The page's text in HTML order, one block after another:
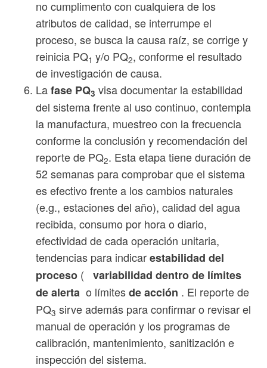
no cumplimento con cualquiera de los
atributos de calidad, se interrumpe el
proceso, se busca la causa raíz, se corrige y
reinicia PQ1 y/o PQ2, conforme el resultado
de investigación de causa.
Lafase PQ3 visa documentar la estabilidad
del sistema frente al uso continuo, contempla
la manufactura, muestreo con la frecuencia
conforme la conclusión y recomendación del
reporte de PQ2. Esta etapa tiene duración de
52 semanas para comprobar que el sistema
es efectivo frente a los cambios naturales
(e.g., estaciones del año), calidad del agua
recibida, consumo por hora o diario,
efectividad de cada operación unitaria,
tendencias para indicarestabilidad del
proceso ( variabilidad dentro de límites
de alerta o límitesde acción . El reporte de
PQ3 sirve además para confirmar o revisar el
manual de operación y los programas de
calibración, mantenimiento, sanitización e
inspección del sistema.